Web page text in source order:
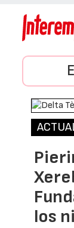
los